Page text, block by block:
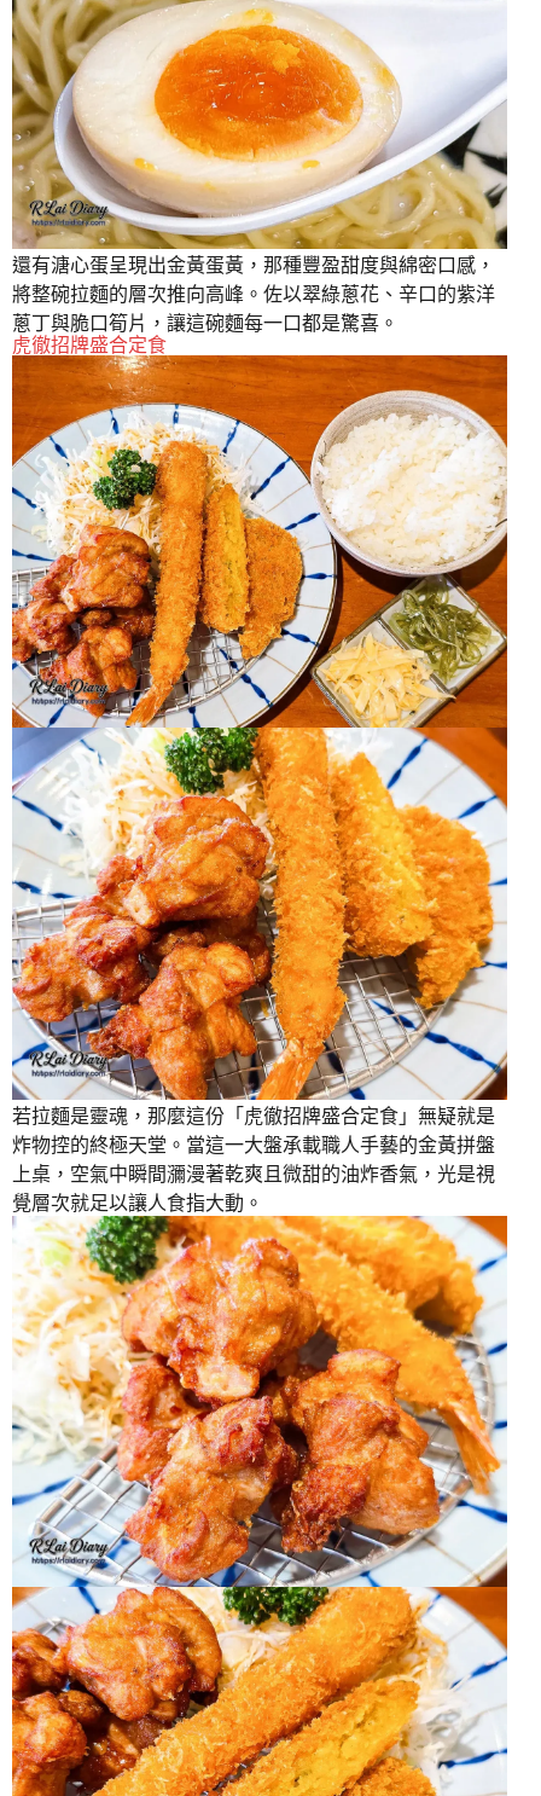
還有溏心蛋呈現出金黃蛋黃，那種豐盈甜度與綿密口感，
將整碗拉麵的層次推向高峰。佐以翠綠蔥花、辛口的紫洋
蔥丁與脆口筍片，讓這碗麵每一口都是驚喜。
虎徹招牌盛合定食
若拉麵是靈魂，那麼這份「虎徹招牌盛合定食」無疑就是
炸物控的終極天堂。當這一大盤承載職人手藝的金黃拼盤
上桌，空氣中瞬間瀰漫著乾爽且微甜的油炸香氣，光是視
覺層次就足以讓人食指大動。